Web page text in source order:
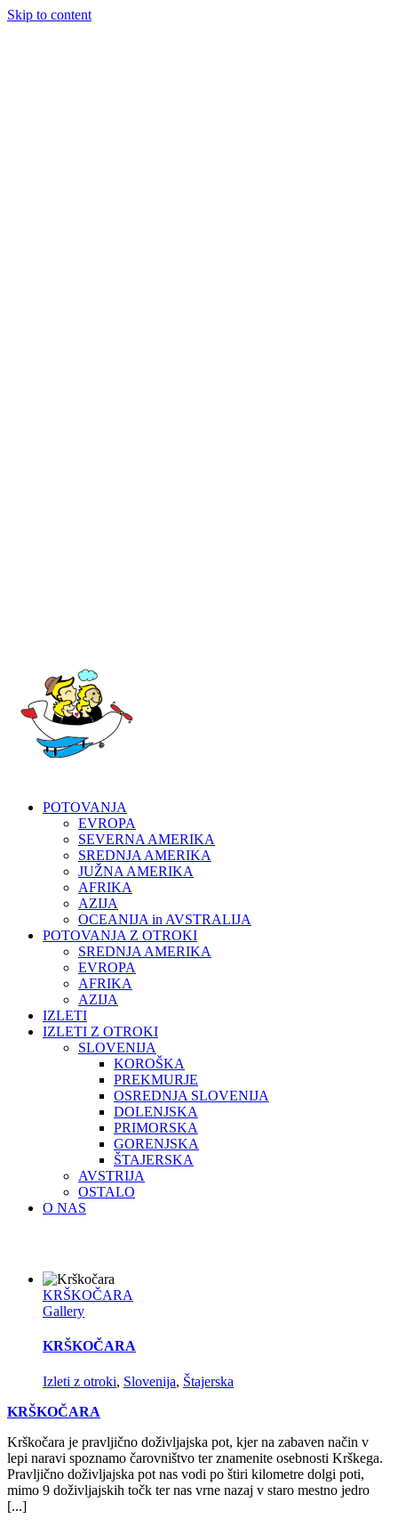
Skip to content
POTOVANJA
EVROPA
SEVERNA AMERIKA
SREDNJA AMERIKA
JUŽNA AMERIKA
AFRIKA
AZIJA
OCEANIJA in AVSTRALIJA
POTOVANJA Z OTROKI
SREDNJA AMERIKA
EVROPA
AFRIKA
AZIJA
IZLETI
IZLETI Z OTROKI
SLOVENIJA
KOROŠKA
PREKMURJE
OSREDNJA SLOVENIJA
DOLENJSKA
PRIMORSKA
GORENJSKA
ŠTAJERSKA
AVSTRIJA
OSTALO
O NAS
KRŠKOČARA
Gallery
KRŠKOČARA
Izleti z otroki, Slovenija, Štajerska
KRŠKOČARA
Krškočara je pravljično doživljajska pot, kjer na zabaven način v
lepi naravi spoznamo čarovništvo ter znamenite osebnosti Krškega.
Pravljično doživljajska pot nas vodi po štiri kilometre dolgi poti,
mimo 9 doživljajskih točk ter nas vrne nazaj v staro mestno jedro
[...]